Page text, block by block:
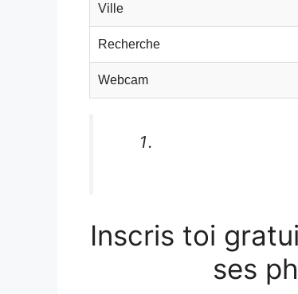
Ville
Recherche
Webcam
Inscris toi
ses